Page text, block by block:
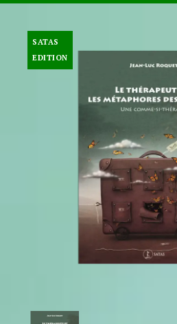
SATAS
EDITION